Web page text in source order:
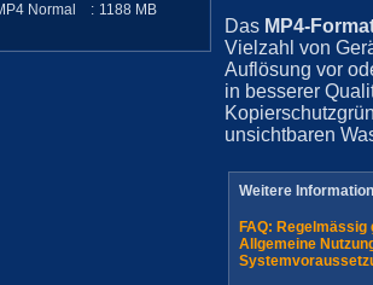
Normal
: 1188 MB
Das MP4-
Vielzahl von
Auflösung vor
in besserer
unsichtbaren
Weitere
FAQ:
Allgemeine